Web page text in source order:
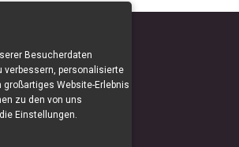
Besucherdaten
verbessern, personalisierte
Website-Erlebnis
zu den von uns
Einstellungen.